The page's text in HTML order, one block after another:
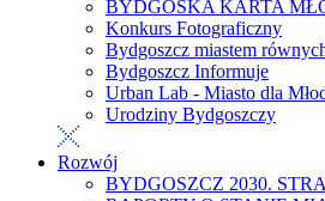
BYDGOSKA KARTA
Konkurs Fotograficzny
Bydgoszcz miastem
Bydgoszcz Informuje
Urban Lab - Miasto dla
Urodziny Bydgoszczy
Rozwój
BYDGOSZCZ 2030.